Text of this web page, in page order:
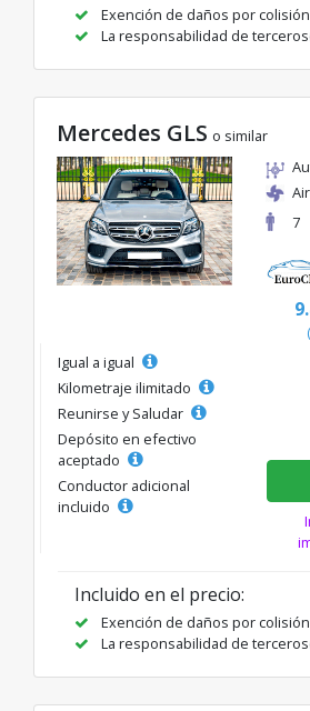
Exención de daños por colisión
La responsabilidad de
Mercedes GLS o similar
7
Igual a igual
Kilometraje ilimitado
Reunirse y Saludar
Depósito en efectivo
aceptado
Conductor adicional
incluido
Incluido en el precio:
Exención de daños por colisión
La responsabilidad de